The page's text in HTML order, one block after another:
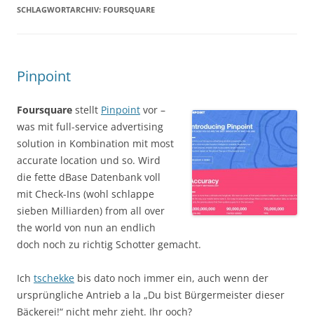
SCHLAGWORTARCHIV: FOURSQUARE
Pinpoint
Foursquare stellt Pinpoint vor –
was mit full-service advertising
solution in Kombination mit most
accurate location und so. Wird
die fette dBase Datenbank voll
mit Check-Ins (wohl schlappe
sieben Milliarden) from all over
the world von nun an endlich
doch noch zu richtig Schotter gemacht.
Ich tschekke bis dato noch immer ein, auch wenn der
ursprüngliche Antrieb a la „Du bist Bürgermeister dieser
Bäckerei!“ nicht mehr zieht. Ihr ooch?